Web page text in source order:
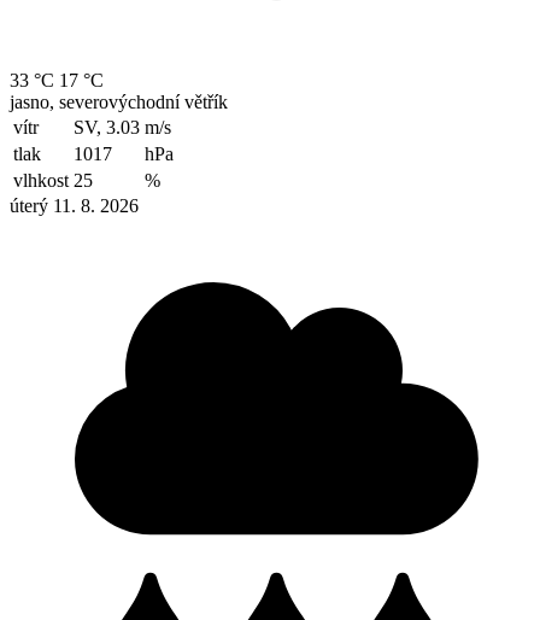
33 °C 17 °C
jasno, severovýchodní větřík
vítr
SV, 3.03 m/s
tlak
1017
hPa
vlhkost 25
%
úterý 11. 8. 2026